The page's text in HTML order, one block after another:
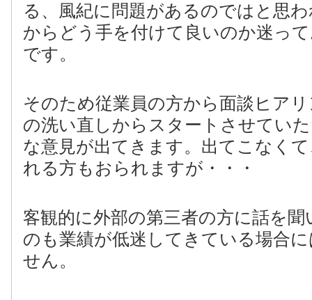
る、風紀に問題があるのではと思
からどう手を付けて良いのか迷っ
です。
そのため従業員の方から面談ヒア
の洗い直しからスタートさせてい
な意見が出てきます。出てこなく
れる方もおられますが・・・
客観的に外部の第三者の方に話を
のも業績が低迷してきている場合
せん。